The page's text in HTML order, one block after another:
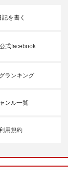
記を書く
公式facebook
ランキング
ンル一覧
用規約